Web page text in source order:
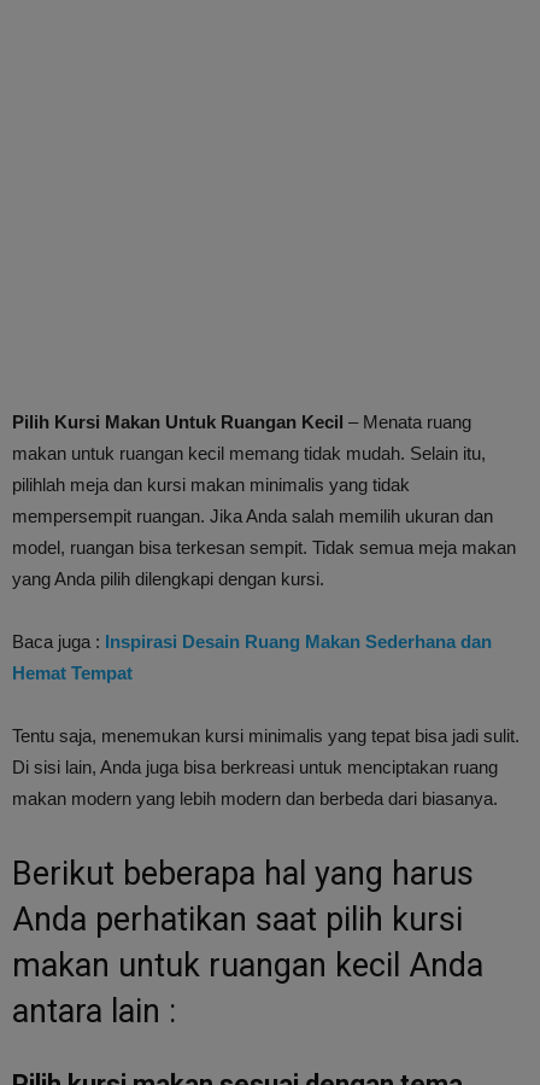
Pilih Kursi Makan Untuk Ruangan Kecil – Menata ruang
makan untuk ruangan kecil memang tidak mudah. Selain itu,
pilihlah meja dan kursi makan minimalis yang tidak
mempersempit ruangan. Jika Anda salah memilih ukuran dan
model, ruangan bisa terkesan sempit. Tidak semua meja makan
yang Anda pilih dilengkapi dengan kursi.
Baca juga : Inspirasi Desain Ruang Makan Sederhana dan
Hemat Tempat
Tentu saja, menemukan kursi minimalis yang tepat bisa jadi sulit.
Di sisi lain, Anda juga bisa berkreasi untuk menciptakan ruang
makan modern yang lebih modern dan berbeda dari biasanya.
Berikut beberapa hal yang harus
Anda perhatikan saat pilih kursi
makan untuk ruangan kecil Anda
antara lain :